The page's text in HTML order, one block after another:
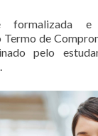
e
de
pelo